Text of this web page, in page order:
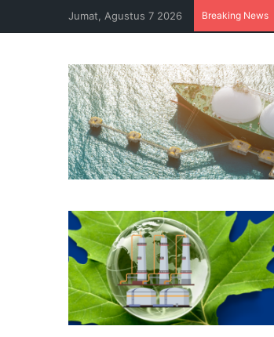
Jumat, Agustus 7 2026 Breaking News